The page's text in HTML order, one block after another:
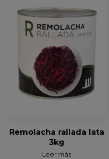
Remolacha rallada lata
3kg
Leer más